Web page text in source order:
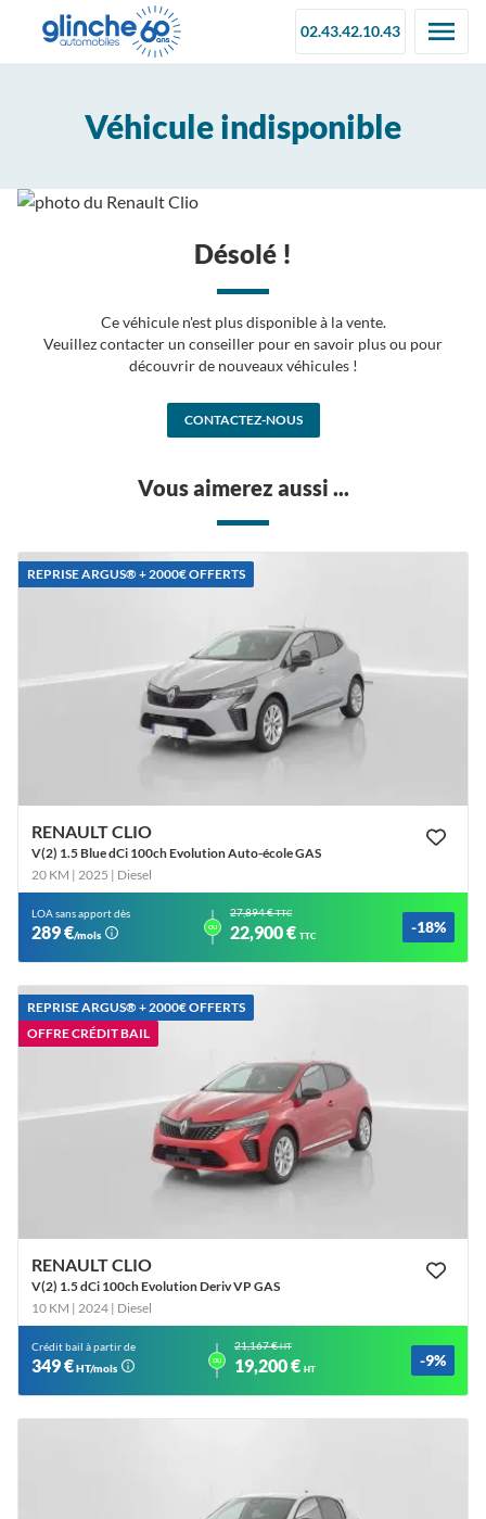
02.43.42.10.43
Véhicule indisponible
Désolé !
Ce véhicule n'est plus disponible à la vente.
Veuillez contacter un conseiller pour en savoir plus ou pour
découvrir de nouveaux véhicules !
CONTACTEZ-NOUS
Vous aimerez aussi ...
REPRISE ARGUS®️ + 2000€ OFFERTS
RENAULT CLIO
V(2) 1.5 Blue dCi 100ch Evolution Auto-école GAS
20 KM | 2025 | Diesel
LOA sans apport dès
289 €/mois
ou
27,894 €TTC
22,900 € TTC -18%
REPRISE ARGUS®️ + 2000€ OFFERTS
OFFRE CRÉDIT BAIL
RENAULT CLIO
V(2) 1.5 dCi 100ch Evolution Deriv VP GAS
10 KM | 2024 | Diesel
Crédit bail à partir de
349 €HT/mois
ou
21,167 €HT
19,200 € HT -9%